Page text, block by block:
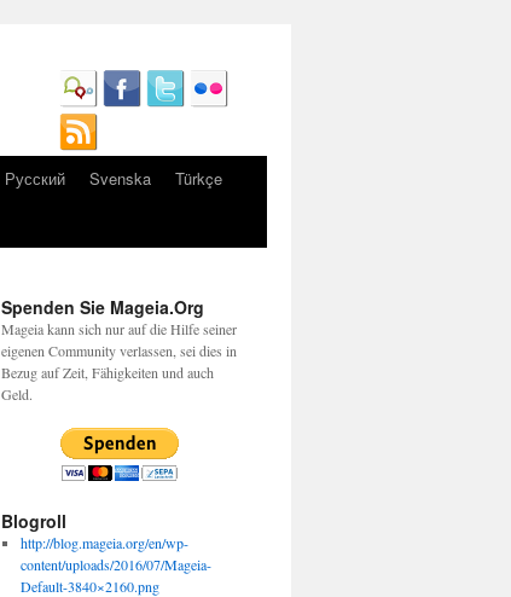
Русский Svenska
Türkçe
Spenden Sie Mageia.Org
Mageia kann sich nur auf die Hilfe seiner
eigenen Community verlassen, sei dies in
Bezug auf Zeit, Fähigkeiten und auch
Geld.
Blogroll
http://blog.mageia.org/en/wp-
content/uploads/2016/07/Mageia-
Default-3840×2160.png